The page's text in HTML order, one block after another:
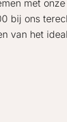
met
bij ons
van het